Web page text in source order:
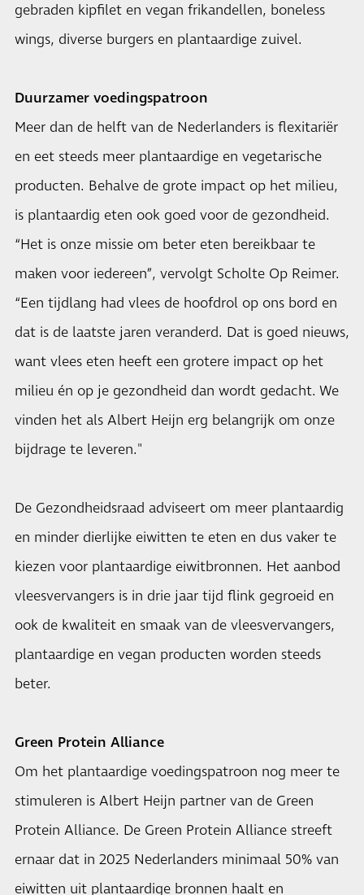
gebraden kipfilet en vegan frikandellen, boneless
wings, diverse burgers en plantaardige zuivel.
Duurzamer voedingspatroon
Meer dan de helft van de Nederlanders is flexitariër
en eet steeds meer plantaardige en vegetarische
producten. Behalve de grote impact op het milieu,
is plantaardig eten ook goed voor de gezondheid.
“Het is onze missie om beter eten bereikbaar te
maken voor iedereen”, vervolgt Scholte Op Reimer.
“Een tijdlang had vlees de hoofdrol op ons bord en
dat is de laatste jaren veranderd. Dat is goed nieuws,
want vlees eten heeft een grotere impact op het
milieu én op je gezondheid dan wordt gedacht. We
vinden het als Albert Heijn erg belangrijk om onze
bijdrage te leveren."
De Gezondheidsraad adviseert om meer plantaardig
en minder dierlijke eiwitten te eten en dus vaker te
kiezen voor plantaardige eiwitbronnen. Het aanbod
vleesvervangers is in drie jaar tijd flink gegroeid en
ook de kwaliteit en smaak van de vleesvervangers,
plantaardige en vegan producten worden steeds
beter.
Green Protein Alliance
Om het plantaardige voedingspatroon nog meer te
stimuleren is Albert Heijn partner van de Green
Protein Alliance. De Green Protein Alliance streeft
ernaar dat in 2025 Nederlanders minimaal 50% van
eiwitten uit plantaardige bronnen haalt en